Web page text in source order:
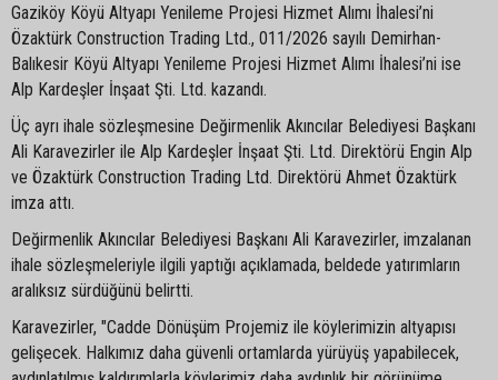
Gaziköy Köyü Altyapı Yenileme Projesi Hizmet Alımı İhalesi’ni
Özaktürk Construction Trading Ltd., 011/2026 sayılı Demirhan-
Balıkesir Köyü Altyapı Yenileme Projesi Hizmet Alımı İhalesi’ni ise
Alp Kardeşler İnşaat Şti. Ltd. kazandı.
Üç ayrı ihale sözleşmesine Değirmenlik Akıncılar Belediyesi Başkanı
Ali Karavezirler ile Alp Kardeşler İnşaat Şti. Ltd. Direktörü Engin Alp
ve Özaktürk Construction Trading Ltd. Direktörü Ahmet Özaktürk
imza attı.
Değirmenlik Akıncılar Belediyesi Başkanı Ali Karavezirler, imzalanan
ihale sözleşmeleriyle ilgili yaptığı açıklamada, beldede yatırımların
aralıksız sürdüğünü belirtti.
Karavezirler, "Cadde Dönüşüm Projemiz ile köylerimizin altyapısı
gelişecek. Halkımız daha güvenli ortamlarda yürüyüş yapabilecek,